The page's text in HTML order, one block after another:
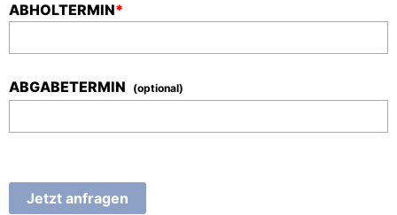
ABHOLTERMIN*
ABGABETERMIN (optional)
Jetzt anfragen